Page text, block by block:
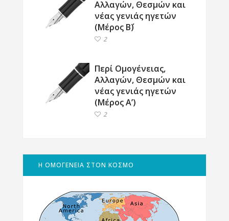
Αλλαγών, Θεσμών και
νέας γενιάς ηγετών
(Μέρος Β΄)
2
Περί Ομογένειας,
Αλλαγών, Θεσμών και
νέας γενιάς ηγετών
(Μέρος Α’)
2
Η ΟΜΟΓΕΝΕΙΑ ΣΤΟΝ ΚΟΣΜΟ